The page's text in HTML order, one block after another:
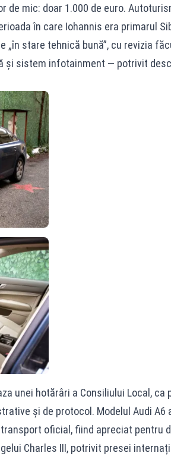
de mic: doar 1.000 de euro.
în care Iohannis era primarul
„în stare tehnică bună”, cu revizia
și sistem infotainment — potrivit
unei hotărâri a Consiliului Local, ca
și de protocol. Modelul Audi
oficial, fiind apreciat pentru
Charles III, potrivit presei